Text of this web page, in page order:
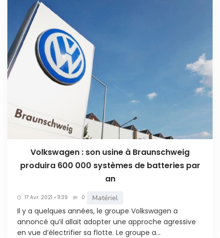
Volkswagen : son usine à Braunschweig
produira 600 000 systèmes de batteries par
an
17 Avr. 2021 • 11:39 0 Matériel
Il y a quelques années, le groupe Volkswagen a
annoncé qu’il allait adopter une approche agressive
en vue d’électrifier sa flotte. Le groupe a...